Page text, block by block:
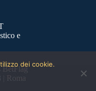
e
Roma
dei cookie.